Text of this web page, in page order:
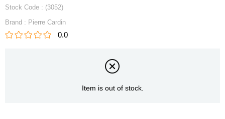
Stock Code
(3052)
Brand : Pierre Cardin
0.0
Item is out of stock.